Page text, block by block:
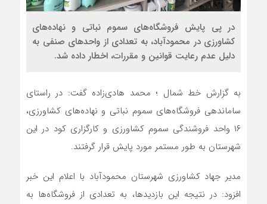
در پی پایش فروشگاه‌های سموم نباتی و نهاده‌های
کشاورزی در محمودآباد، به تعدادی از واحدهای صنفی به
دلیل عدم رعایت قوانین و مقررات، اخطار داده شد.
به گزارش خط شمال ؛ محمد هادی‌زاده گفت: در راستای
ساماندهی فروشگاه‌های سموم نباتی و نهاده‌های کشاورزی،
۱۶ واحد فروشندگی سموم کشاورزی و کارگزاری کود در این
شهرستان به طور مستمر مورد پایش قرار گرفتند.
مدیر جهاد کشاورزی شهرستان محمودآباد با اعلام این خبر
افزود: در نتیجه این بازدیدها، به تعدادی از فروشگاه‌ها به